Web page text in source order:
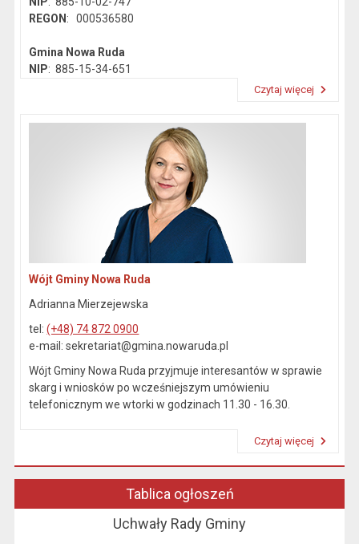
REGON : 000536580
Gmina Nowa Ruda
NIP: 885-15-34-651
Czytaj więcej
Wójt Gminy Nowa Ruda
Adrianna Mierzejewska
tel:(+48) 74 872 0900
e-mail: sekretariat@gmina.nowaruda.pl
Wójt Gminy Nowa Ruda przyjmuje interesantów w sprawie
skarg i wniosków po wcześniejszym umówieniu
telefonicznym we wtorki w godzinach 11.30 - 16.30.
Czytaj więcej
Tablica ogłoszeń
Uchwały Rady Gminy